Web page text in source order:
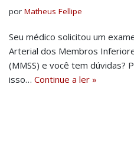
por Matheus Fellipe
Seu médico solicitou um
Arterial dos Membros
(MMSS) e você tem dúvidas?
isso… Continue a ler »